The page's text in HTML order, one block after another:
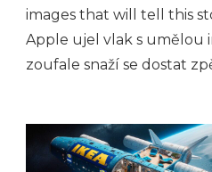
images that will tell this
Apple ujel vlak s umělou
zoufale snaží se dostat